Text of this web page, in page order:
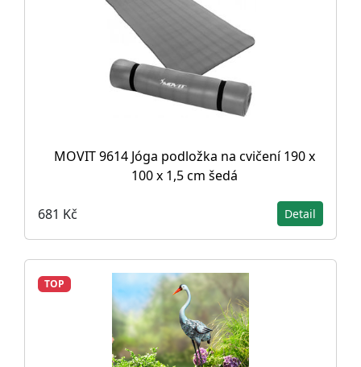
MOVIT 9614 Jóga podložka na cvičení 190 x
100 x 1,5 cm šedá
681 Kč Detail
TOP